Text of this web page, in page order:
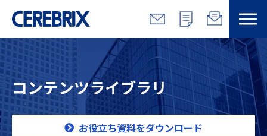
特長
解決できる課題
コンテンツライブラリ
お役立ち資料をダウンロード